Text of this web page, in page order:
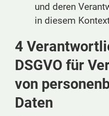
und deren
in diesem
4
DSGVO für
von
Daten